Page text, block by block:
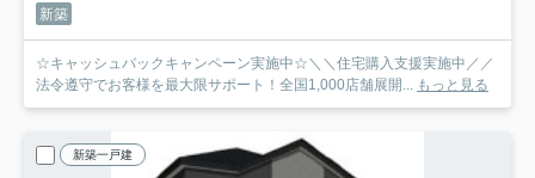
新築
☆キャッシュバックキャンペーン実施中☆＼＼住宅購入支援実施中／／
法令遵守でお客様を最大限サポート！全国1,000店舗展開...
もっと見る
新築一戸建